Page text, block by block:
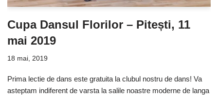
Cupa Dansul Florilor – Pitești, 11
mai 2019
18 mai, 2019
Prima lectie de dans este gratuita la clubul nostru de dans! Va
asteptam indiferent de varsta la salile noastre moderne de langa